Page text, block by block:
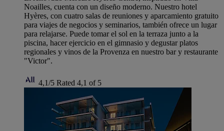
Noailles, cuenta con un diseño moderno. Nuestro hotel
Hyères, con cuatro salas de reuniones y aparcamiento gratuito
para viajes de negocios y seminarios, también ofrece un lugar
para relajarse. Puede tomar el sol en la terraza junto a la
piscina, hacer ejercicio en el gimnasio y degustar platos
regionales y vinos de la Provenza en nuestro bar y restaurante
"Victor".
4,1/5 Rated 4,1 of 5